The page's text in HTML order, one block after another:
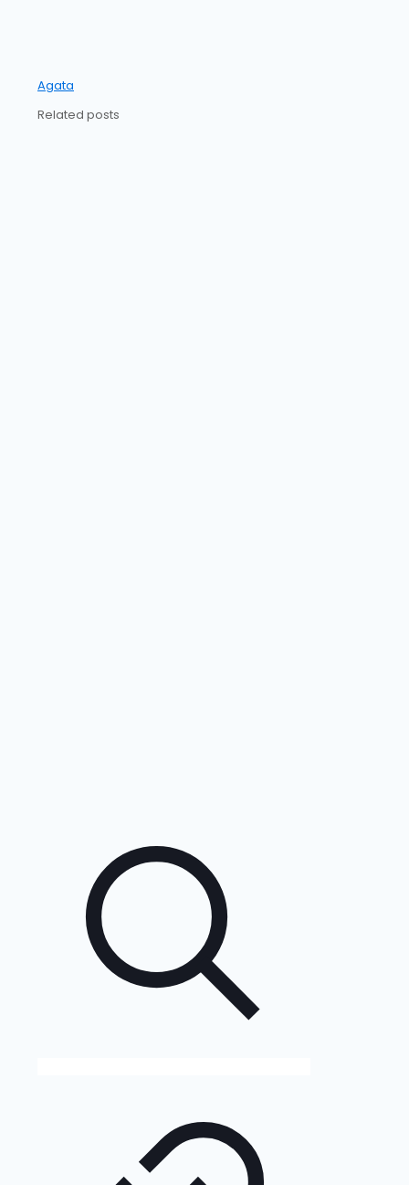
Agata
Related posts